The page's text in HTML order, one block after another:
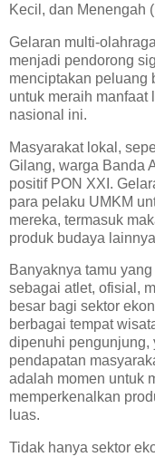
Kecil, dan Menengah
Gelaran multi-
menjadi pendorong
menciptakan peluang
untuk meraih
nasional ini.
Masyarakat lokal,
Gilang, warga Banda
positif PON XXI.
para pelaku UMKM
mereka, termasuk
produk budaya
Banyaknya tamu
sebagai atlet, ofisial,
besar bagi sektor
berbagai tempat
dipenuhi pengunjung,
pendapatan
adalah momen untuk
memperkenalkan
luas.
Tidak hanya sektor